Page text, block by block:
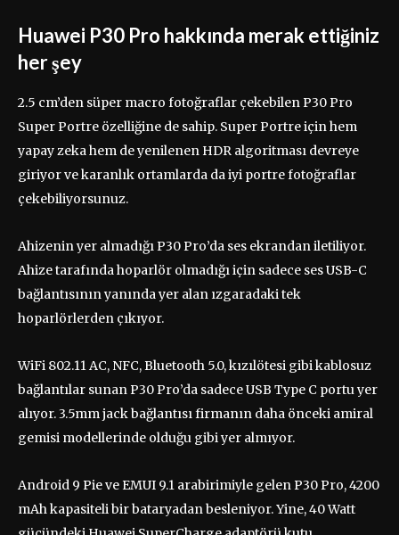
Huawei P30 Pro hakkında merak ettiğiniz
her şey
2.5 cm’den süper macro fotoğraflar çekebilen P30 Pro
Super Portre özelliğine de sahip. Super Portre için hem
yapay zeka hem de yenilenen HDR algoritması devreye
giriyor ve karanlık ortamlarda da iyi portre fotoğraflar
çekebiliyorsunuz.
Ahizenin yer almadığı P30 Pro’da ses ekrandan iletiliyor.
Ahize tarafında hoparlör olmadığı için sadece ses USB-C
bağlantısının yanında yer alan ızgaradaki tek
hoparlörlerden çıkıyor.
WiFi 802.11 AC, NFC, Bluetooth 5.0, kızılötesi gibi kablosuz
bağlantılar sunan P30 Pro’da sadece USB Type C portu yer
alıyor. 3.5mm jack bağlantısı firmanın daha önceki amiral
gemisi modellerinde olduğu gibi yer almıyor.
Android 9 Pie ve EMUI 9.1 arabirimiyle gelen P30 Pro, 4200
mAh kapasiteli bir bataryadan besleniyor. Yine, 40 Watt